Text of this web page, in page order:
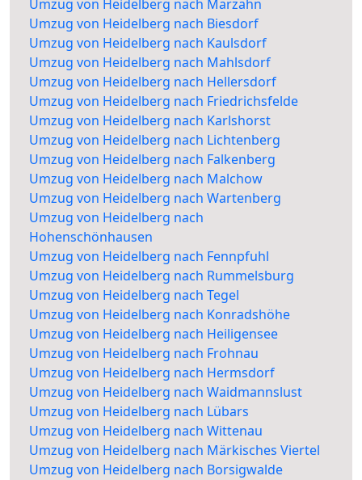
Umzug von Heidelberg nach Marzahn
Umzug von Heidelberg nach Biesdorf
Umzug von Heidelberg nach Kaulsdorf
Umzug von Heidelberg nach Mahlsdorf
Umzug von Heidelberg nach Hellersdorf
Umzug von Heidelberg nach Friedrichsfelde
Umzug von Heidelberg nach Karlshorst
Umzug von Heidelberg nach Lichtenberg
Umzug von Heidelberg nach Falkenberg
Umzug von Heidelberg nach Malchow
Umzug von Heidelberg nach Wartenberg
Umzug von Heidelberg nach
Hohenschönhausen
Umzug von Heidelberg nach Fennpfuhl
Umzug von Heidelberg nach Rummelsburg
Umzug von Heidelberg nach Tegel
Umzug von Heidelberg nach Konradshöhe
Umzug von Heidelberg nach Heiligensee
Umzug von Heidelberg nach Frohnau
Umzug von Heidelberg nach Hermsdorf
Umzug von Heidelberg nach Waidmannslust
Umzug von Heidelberg nach Lübars
Umzug von Heidelberg nach Wittenau
Umzug von Heidelberg nach Märkisches Viertel
Umzug von Heidelberg nach Borsigwalde